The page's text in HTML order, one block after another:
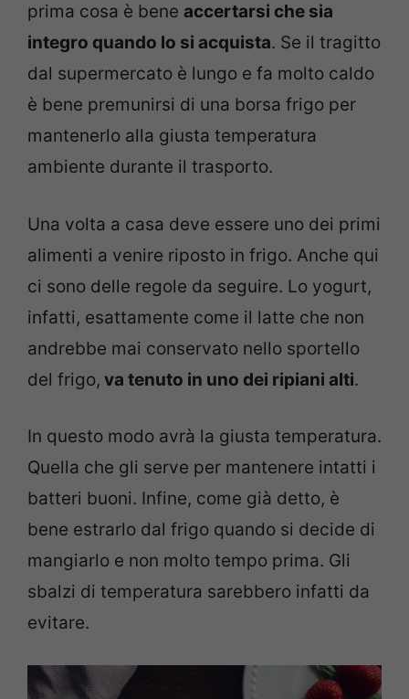
prima cosa è bene accertarsi che sia
integro quando lo si acquista. Se il tragitto
dal supermercato è lungo e fa molto caldo
è bene premunirsi di una borsa frigo per
mantenerlo alla giusta temperatura
ambiente durante il trasporto.
Una volta a casa deve essere uno dei primi
alimenti a venire riposto in frigo. Anche qui
ci sono delle regole da seguire. Lo yogurt,
infatti, esattamente come il latte che non
andrebbe mai conservato nello sportello
del frigo, va tenuto in uno dei ripiani alti.
In questo modo avrà la giusta temperatura.
Quella che gli serve per mantenere intatti i
batteri buoni. Infine, come già detto, è
bene estrarlo dal frigo quando si decide di
mangiarlo e non molto tempo prima. Gli
sbalzi di temperatura sarebbero infatti da
evitare.